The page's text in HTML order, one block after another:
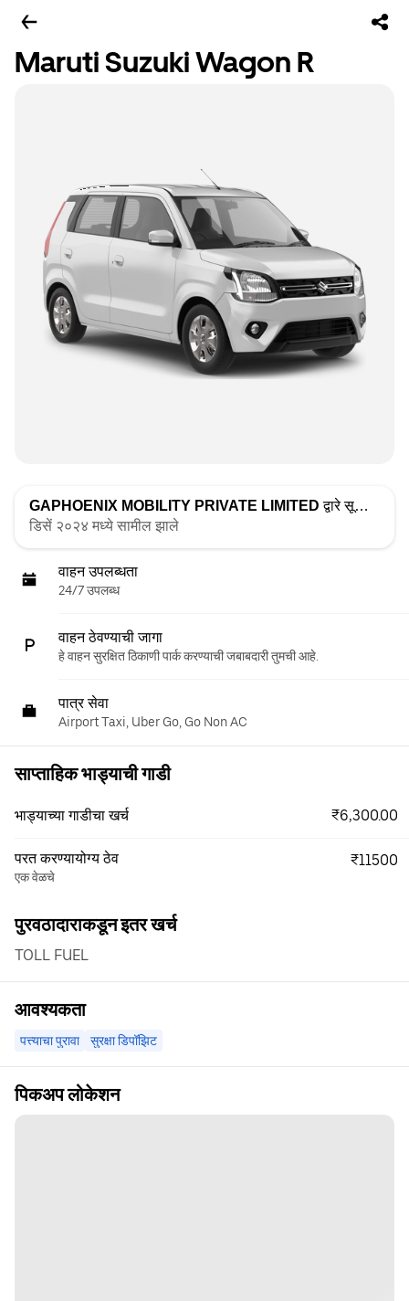
Maruti Suzuki Wagon R
GAPHOENIX MOBILITY PRIVATE LIMITED द्वारे सूचीबद्ध
डिसें २०२४ मध्ये सामील झाले
वाहन उपलब्धता
24/7 उपलब्ध
वाहन ठेवण्याची जागा
हे वाहन सुरक्षित ठिकाणी पार्क करण्याची जबाबदारी तुमची आहे.
पात्र सेवा
Airport Taxi, Uber Go, Go Non AC
साप्ताहिक भाड्याची गाडी
भाड्याच्या गाडीचा खर्च ₹6,300.00
परत करण्यायोग्य ठेव
एक वेळचे
₹11500
पुरवठादाराकडून इतर खर्च
TOLL FUEL
आवश्यकता
पत्त्याचा पुरावा सुरक्षा डिपॉझिट
पिकअप लोकेशन